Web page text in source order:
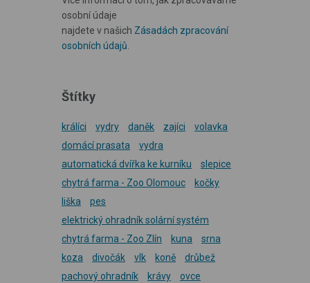
osobní údaje
najdete v našich Zásadách zpracování
osobních údajů
Štítky
králíci vydry daněk zajíci
volavka
domácí prasata
vydra
automatická dvířka ke kurníku
slepice
chytrá farma - Zoo Olomouc
kočky
liška
pes
elektrický ohradník solární systém
chytrá farma - Zoo Zlín
kuna
srna
koza
divočák vlk koně
drůbež
pachový ohradník
krávy
ovce